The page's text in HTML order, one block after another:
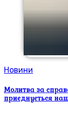
Новини
Молитва за
приєднується